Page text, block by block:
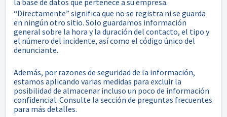
la base de datos que pertenece a su empresa.
“Directamente” significa que no se registra ni se guarda
en ningún otro sitio. Solo guardamos información
general sobre la hora y la duración del contacto, el tipo y
el número del incidente, así como el código único del
denunciante.
Además, por razones de seguridad de la información,
estamos aplicando varias medidas para excluir la
posibilidad de almacenar incluso un poco de información
confidencial. Consulte la sección de preguntas frecuentes
para más detalles.